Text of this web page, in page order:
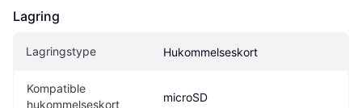
Lagring
Lagringstype Hukommelseskort
Kompatible
hukommelseskort
microSD